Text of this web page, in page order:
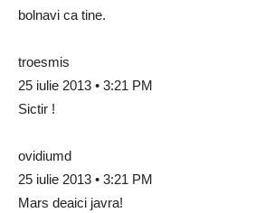
bolnavi ca tine.
troesmis
25 iulie 2013 • 3:21 PM
Sictir !
ovidiumd
25 iulie 2013 • 3:21 PM
Mars deaici javra!